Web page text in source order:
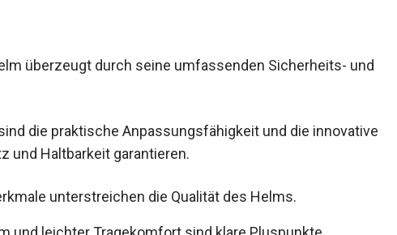
überzeugt durch seine umfassenden Sicherheits- und
die praktische Anpassungsfähigkeit und die innovative
und Haltbarkeit garantieren.
unterstreichen die Qualität des Helms.